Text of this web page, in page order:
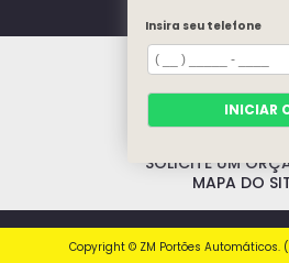
HOME
MODELOS
CONTATO
SOLICITE UM
MAPA DO
Copyright © ZM Portões Automáticos.
Insira seu telefone
INICIAR